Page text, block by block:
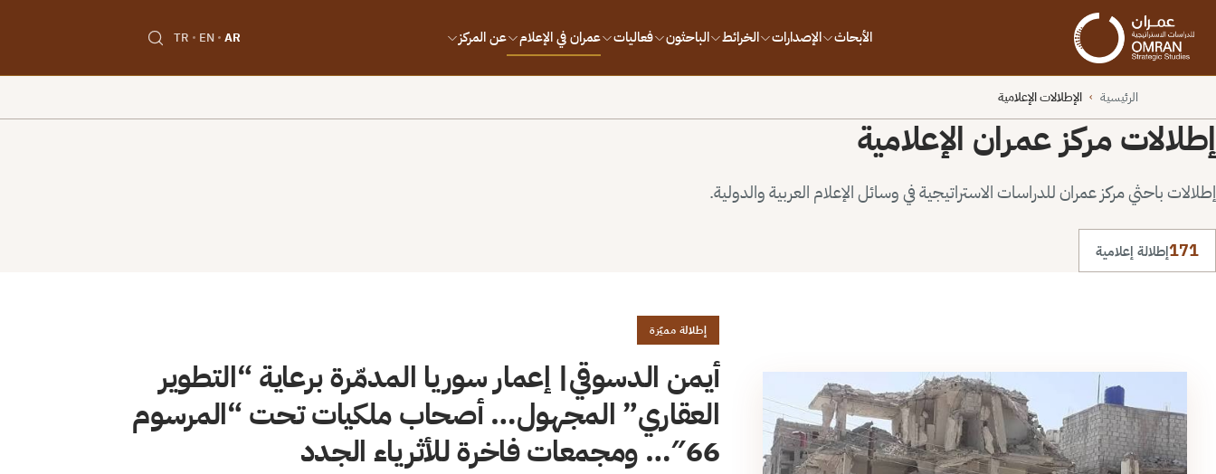
الأبحاث الإصدارات الخرائط الباحثون فعاليات عمران في الإعلام عن المركز AR
EN
TR
الرئيسية › الإطلالات الإعلامية
إطلالات مركز عمران الإعلامية
إطلالات باحثي مركز عمران للدراسات الاستراتيجية في وسائل الإعلام العربية والدولية.
171إطلالة إعلامية
إطلالة مميّزة
أيمن الدسوقي| إعمار سوريا المدمّرة برعاية “التطوير
العقاري” المجهول… أصحاب ملكيات تحت “المرسوم
66″… ومجمعات فاخرة للأثرياء الجدد